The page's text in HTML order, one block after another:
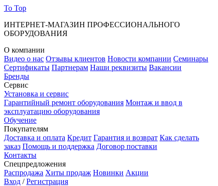
To Top
ИНТЕРНЕТ-МАГАЗИН ПРОФЕССИОНАЛЬНОГО
ОБОРУДОВАНИЯ
О компании
Видео о нас Отзывы клиентов Новости компании Семинары
Сертификаты Партнерам Наши реквизиты Вакансии
Бренды
Сервис
Установка и сервис
Гарантийный ремонт оборудования Монтаж и ввод в
эксплуатацию оборудования
Обучение
Покупателям
Доставка и оплата Кредит Гарантия и возврат Как сделать
заказ Помощь и поддержка Договор поставки
Контакты
Спецпредложения
Распродажа Хиты продаж Новинки Акции
Вход /Регистрация